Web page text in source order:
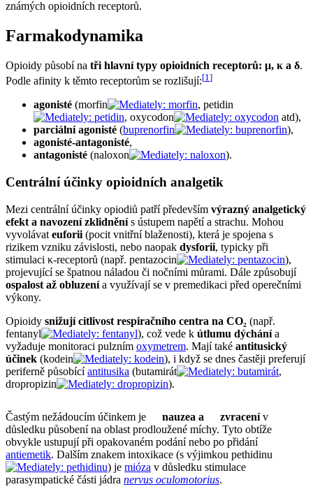
známých opioidních receptorů.
Farmakodynamika
Opioidy působí na tři hlavní typy opioidních receptorů: μ, κ a δ.
Podle afinity k těmto receptorům se rozlišují:[1 ]
agonisté (morfin
, petidin
, oxycodon
atd),
parciální agonisté (buprenorfin
),
agonisté-antagonisté,
antagonisté (naloxon ).
Centrální účinky opioidních analgetik
Mezi centrální účinky opiodiů patří především výrazný analgetický
efekt a navození zklidněnís ústupem napětí a strachu. Mohou
vyvolávat euforii (pocit vnitřní blaženosti), která je spojena s
rizikem vzniku závislosti, nebo naopak dysforii, typicky při
stimulaci κ-receptorů (např. pentazocin
),
projevující se špatnou náladou či nočními můrami. Dále způsobují
ospalost až obluzenía využívají se v premedikaci před operečními
výkony.
Opioidy snižují citlivost respiračního centra na CO₂ (např.
fentanyl
), což vede k útlumu dýchánía
vyžaduje monitoraci pulzním oxymetrem. Mají také antitusický
účinek (kodein
), i když se dnes častěji preferují
periferně působícíantitusika (butamirát
,
dropropizin
).
Častým nežádoucím účinkem je nauzea a zvracenív
důsledku působení na oblast prodloužené míchy. Tyto obtíže
obvykle ustupují při opakovaném podání nebo po přidání
antiemetik. Dalším znakem intoxikace (s výjimkou pethidinu
) je mióza v důsledku stimulace
parasympatické části jádra nervus oculomotorius.